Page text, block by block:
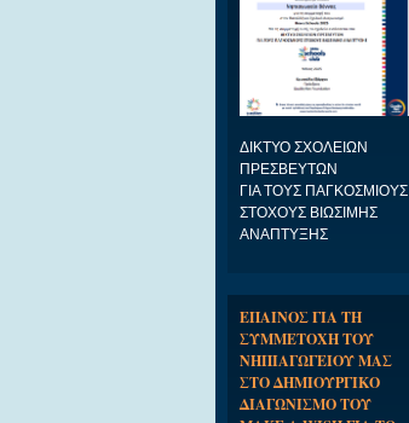
ΔΙΚΤΥΟ ΣΧΟΛΕΙΩΝ
ΠΡΕΣΒΕΥΤΩΝ
ΓΙΑ ΤΟΥΣ ΠΑΓΚΟΣΜΙΟΥΣ
ΣΤΟΧΟΥΣ ΒΙΩΣΙΜΗΣ
ΑΝΑΠΤΥΞΗΣ
ΕΠΑΙΝΟΣ ΓΙΑ ΤΗ
ΣΥΜΜΕΤΟΧΗ ΤΟΥ
ΝΗΠΙΑΓΩΓΕΙΟΥ ΜΑΣ
ΣΤΟ ΔΗΜΙΟΥΡΓΙΚΟ
ΔΙΑΓΩΝΙΣΜΟ ΤΟΥ